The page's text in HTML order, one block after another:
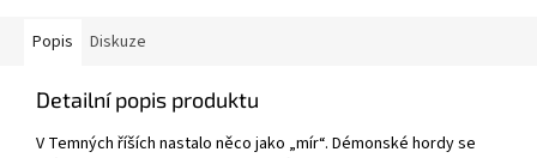
Popis Diskuze
Detailní popis produktu
V Temných říších nastalo něco jako „mír“. Démonské hordy se